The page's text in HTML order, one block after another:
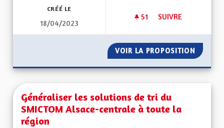
CRÉÉ LE
18/04/2023
51 51 ABONNÉS
SUIVRE
VOIR LA PROPOSITION
Généraliser les solutions de tri du
SMICTOM Alsace-centrale à toute la
région